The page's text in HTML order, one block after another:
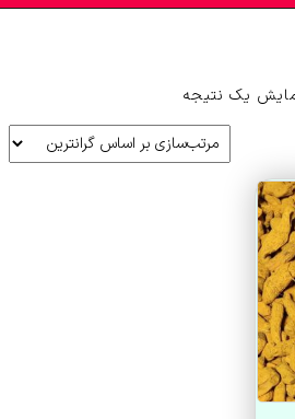
یک نتیجه